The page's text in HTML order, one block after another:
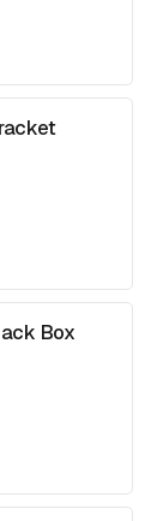
Box